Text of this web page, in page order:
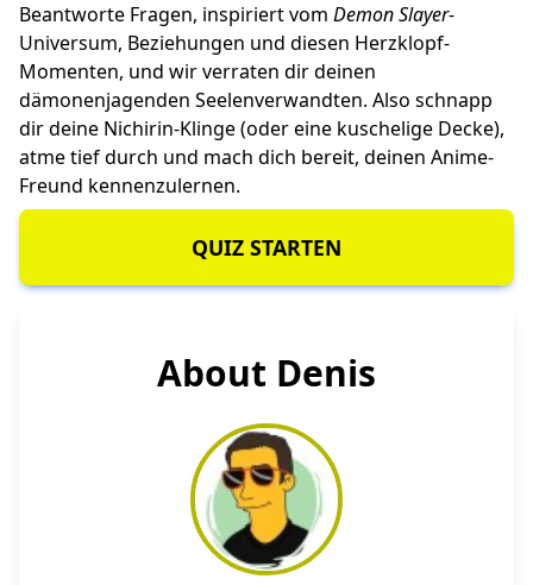
Beantworte Fragen, inspiriert vom Demon Slayer-
Universum, Beziehungen und diesen Herzklopf-
Momenten, und wir verraten dir deinen
dämonenjagenden Seelenverwandten. Also schnapp
dir deine Nichirin-Klinge (oder eine kuschelige Decke),
atme tief durch und mach dich bereit, deinen Anime-
Freund kennenzulernen.
QUIZ STARTEN
About Denis